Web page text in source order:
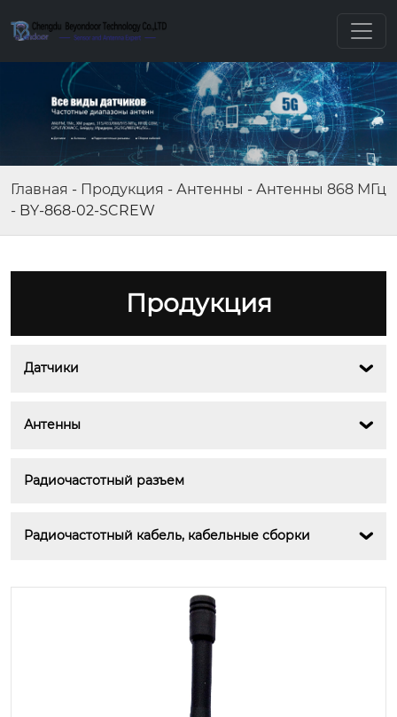
Главная - Продукция - Антенны - Антенны 868 МГц
- BY-868-02-SCREW
Продукция
Датчики 
Антенны 
Радиочастотный разъем
Радиочастотный кабель, кабельные сборки 